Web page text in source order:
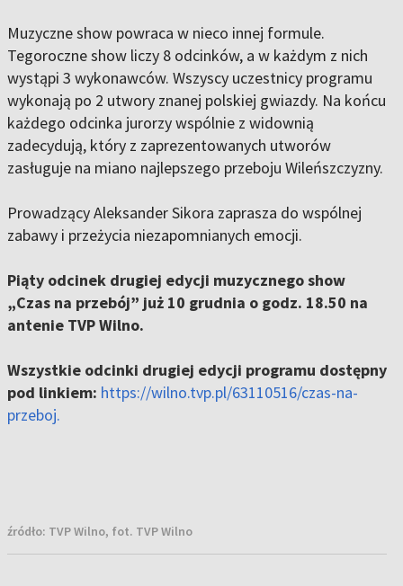
Muzyczne show powraca w nieco innej formule.
Tegoroczne show liczy 8 odcinków, a w każdym z nich
wystąpi 3 wykonawców. Wszyscy uczestnicy programu
wykonają po 2 utwory znanej polskiej gwiazdy. Na końcu
każdego odcinka jurorzy wspólnie z widownią
zadecydują, który z zaprezentowanych utworów
zasługuje na miano najlepszego przeboju Wileńszczyzny.
Prowadzący Aleksander Sikora zaprasza do wspólnej
zabawy i przeżycia niezapomnianych emocji.
Piąty odcinek drugiej edycji muzycznego show
„Czas na przebój” już 10 grudnia o godz. 18.50 na
antenie TVP Wilno.
Wszystkie odcinki drugiej edycji programu dostępny
pod linkiem: https://wilno.tvp.pl/63110516/czas-na-
przeboj.
źródło: TVP Wilno, fot. TVP Wilno